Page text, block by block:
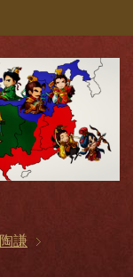
陶謙